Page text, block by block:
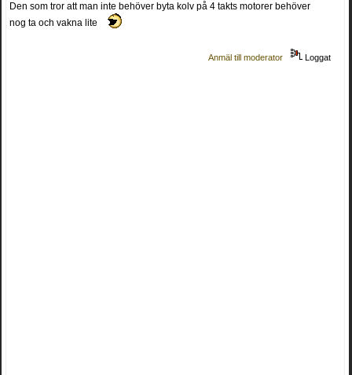
Den som tror att man inte behöver byta kolv på 4 takts motorer behöver
nog ta och vakna lite
Anmäl till moderator Loggat